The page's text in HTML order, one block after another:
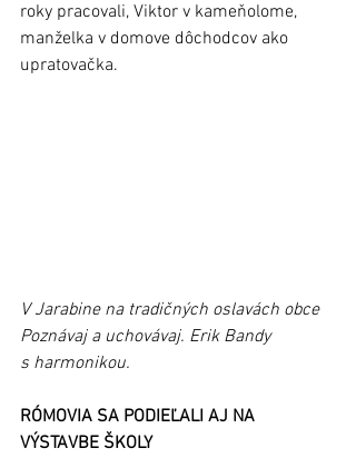
roky pracovali, Viktor v kameňolome,
manželka v domove dôchodcov ako
upratovačka.
V Jarabine na tradičných oslavách obce
Poznávaj a uchovávaj. Erik Bandy
s harmonikou.
RÓMOVIA SA PODIEĽALI AJ NA
VÝSTAVBE ŠKOLY